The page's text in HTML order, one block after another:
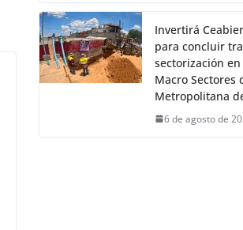
Invertirá
para concluir
sectorización
Macro Sectores
Metropolitana
6 de agosto de